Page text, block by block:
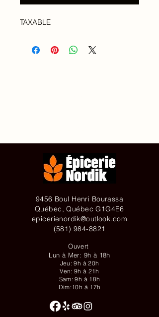
TAXABLE
9456 Boul Henri Bourassa
Québec, Québec G1G4E6
epicerienordik@outlook.com
(581) 984-8821
Ouvert
Lun à Mer: 9h à 18h
Jeu: 9h à 20h
Ven: 9h à 21h
Sam: 9h à 18h
Dim:10h à 17h